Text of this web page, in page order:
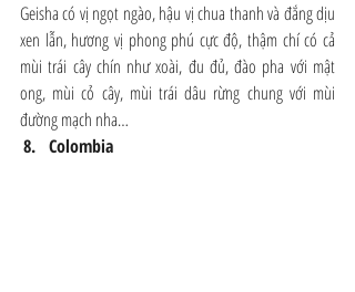
Geisha có vị ngọt ngào, hậu vị chua thanh và đắng dịu
xen lẫn, hương vị phong phú cực độ, thậm chí có cả
mùi trái cây chín như xoài, đu đủ, đào pha với mật
ong, mùi cỏ cây, mùi trái dâu rừng chung với mùi
đường mạch nha…
8.   Colombia